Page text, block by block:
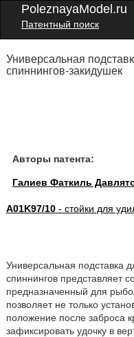
PoleznayaModel.ru
Патентный поиск
Универсальная
спиннингов-закидушек
Авторы патента:
Галиев Фаткиль
A01K97/10- стойки для
Универсальная подставка
спиннингов представляет
предназначенный для
позволяет не только
положение после заброса
зафиксировать удочку в